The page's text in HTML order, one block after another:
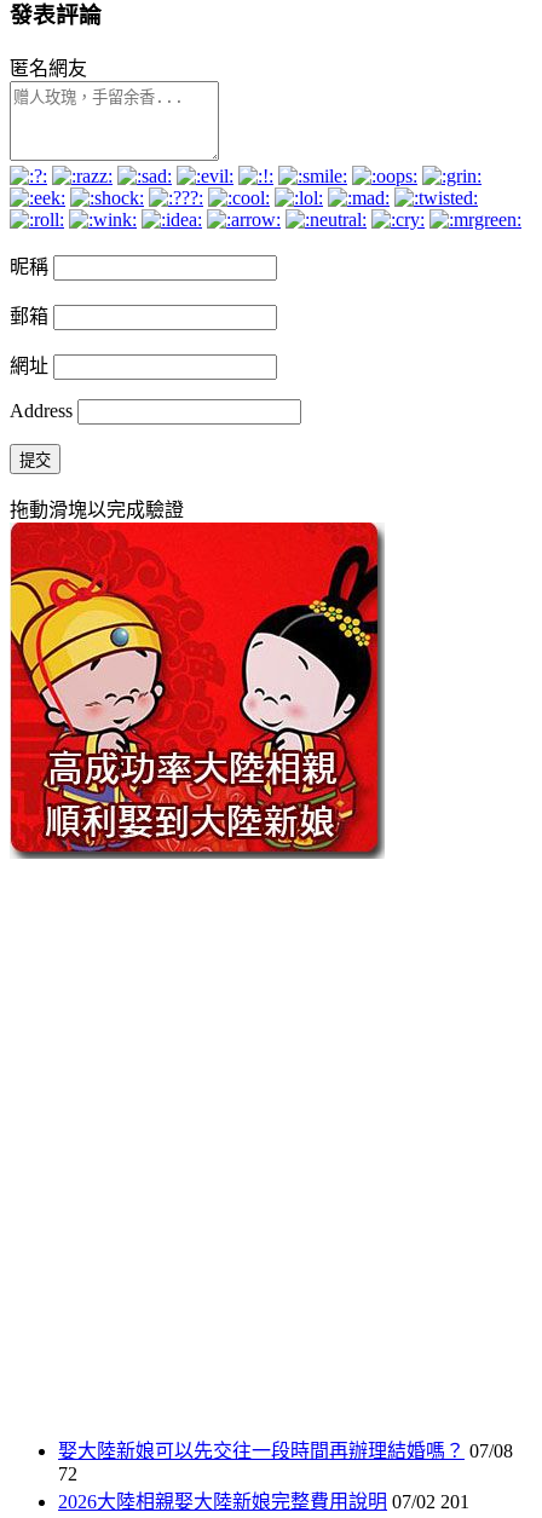
發表評論
匿名網友
昵稱
郵箱
網址
Address
提交
拖動滑塊以完成驗證
娶大陸新娘可以先交往一段時間再辦理結婚嗎？ 07/08
72
2026大陸相親娶大陸新娘完整費用說明 07/02 201